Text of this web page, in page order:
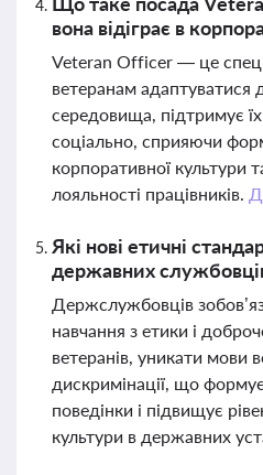
вона відіграє в
Veteran Officer — це
ветеранам адаптуватися
середовища, підтримує їх
соціально, сприяючи
корпоративної культури
лояльності працівників.
Які нові етичні
державних
Держслужбовців
навчання з етики і
ветеранів, уникати мови
дискримінації, що
поведінки і підвищує
культури в державних